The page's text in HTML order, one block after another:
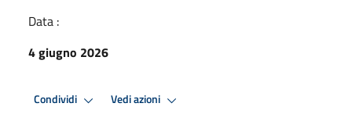
Data :
4 giugno 2026
Condividi Vedi azioni